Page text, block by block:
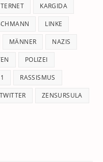
KARGIDA
LINKE
MÄNNER NAZIS
POLIZEI
RASSISMUS
TWITTER ZENSURSULA